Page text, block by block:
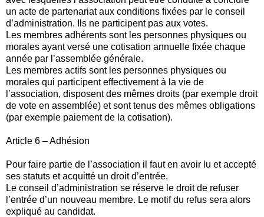
un acte de partenariat aux conditions fixées par le conseil
d’administration. Ils ne participent pas aux votes.
Les membres adhérents sont les personnes physiques ou
morales ayant versé une cotisation annuelle fixée chaque
année par l’assemblée générale.
Les membres actifs sont les personnes physiques ou
morales qui participent effectivement à la vie de
l’association, disposent des mêmes droits (par exemple droit
de vote en assemblée) et sont tenus des mêmes obligations
(par exemple paiement de la cotisation).
Article 6 – Adhésion
Pour faire partie de l’association il faut en avoir lu et accepté
ses statuts et acquitté un droit d’entrée.
Le conseil d’administration se réserve le droit de refuser
l’entrée d’un nouveau membre. Le motif du refus sera alors
expliqué au candidat.